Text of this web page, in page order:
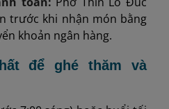
trước khi nhận món bằng
khoản ngân hàng.
để ghé thăm và